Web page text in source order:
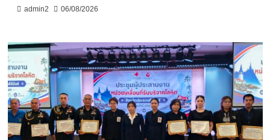
admin2 06/08/2026